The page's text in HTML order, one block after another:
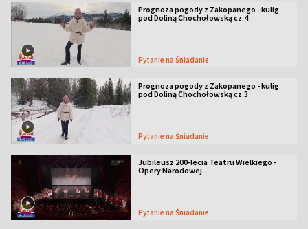
Prognoza pogody z Zakopanego - kulig
pod Doliną Chochołowską cz.4
Pytanie na Śniadanie
Prognoza pogody z Zakopanego - kulig
pod Doliną Chochołowską cz.3
Pytanie na Śniadanie
Jubileusz 200-lecia Teatru Wielkiego -
Opery Narodowej
Pytanie na Śniadanie